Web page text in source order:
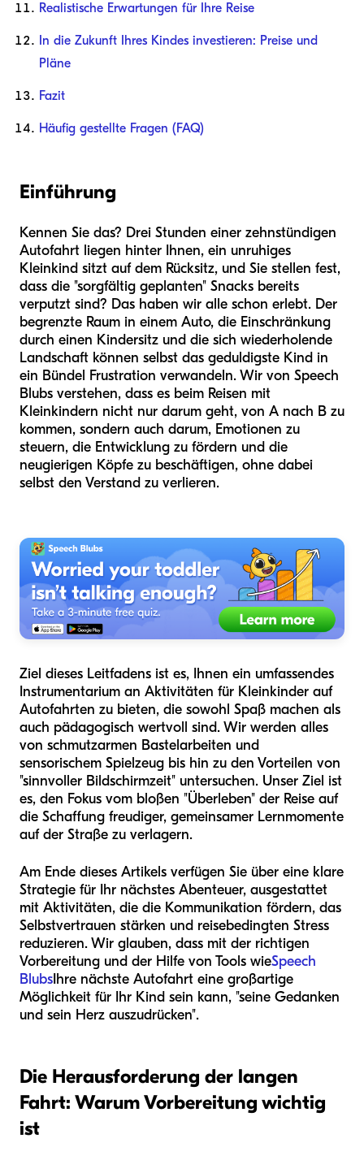
Realistische Erwartungen für Ihre Reise
In die Zukunft Ihres Kindes investieren: Preise und
Pläne
Fazit
Häufig gestellte Fragen (FAQ)
Einführung
Kennen Sie das? Drei Stunden einer zehnstündigen
Autofahrt liegen hinter Ihnen, ein unruhiges
Kleinkind sitzt auf dem Rücksitz, und Sie stellen fest,
dass die "sorgfältig geplanten" Snacks bereits
verputzt sind? Das haben wir alle schon erlebt. Der
begrenzte Raum in einem Auto, die Einschränkung
durch einen Kindersitz und die sich wiederholende
Landschaft können selbst das geduldigste Kind in
ein Bündel Frustration verwandeln. Wir von Speech
Blubs verstehen, dass es beim Reisen mit
Kleinkindern nicht nur darum geht, von A nach B zu
kommen, sondern auch darum, Emotionen zu
steuern, die Entwicklung zu fördern und die
neugierigen Köpfe zu beschäftigen, ohne dabei
selbst den Verstand zu verlieren.
Ziel dieses Leitfadens ist es, Ihnen ein umfassendes
Instrumentarium an Aktivitäten für Kleinkinder auf
Autofahrten zu bieten, die sowohl Spaß machen als
auch pädagogisch wertvoll sind. Wir werden alles
von schmutzarmen Bastelarbeiten und
sensorischem Spielzeug bis hin zu den Vorteilen von
"sinnvoller Bildschirmzeit" untersuchen. Unser Ziel ist
es, den Fokus vom bloßen "Überleben" der Reise auf
die Schaffung freudiger, gemeinsamer Lernmomente
auf der Straße zu verlagern.
Am Ende dieses Artikels verfügen Sie über eine klare
Strategie für Ihr nächstes Abenteuer, ausgestattet
mit Aktivitäten, die die Kommunikation fördern, das
Selbstvertrauen stärken und reisebedingten Stress
reduzieren. Wir glauben, dass mit der richtigen
Vorbereitung und der Hilfe von Tools wieSpeech
Blubs Ihre nächste Autofahrt eine großartige
Möglichkeit für Ihr Kind sein kann, "seine Gedanken
und sein Herz auszudrücken".
Die Herausforderung der langen
Fahrt: Warum Vorbereitung wichtig
ist